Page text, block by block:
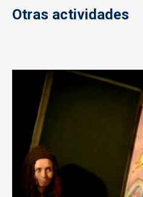
Otras actividades